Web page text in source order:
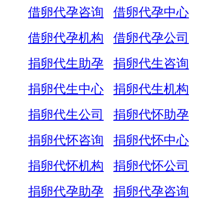
借卵代孕咨询
借卵代孕中心
借卵代孕机构
借卵代孕公司
捐卵代生助孕
捐卵代生咨询
捐卵代生中心
捐卵代生机构
捐卵代生公司
捐卵代怀助孕
捐卵代怀咨询
捐卵代怀中心
捐卵代怀机构
捐卵代怀公司
捐卵代孕助孕
捐卵代孕咨询